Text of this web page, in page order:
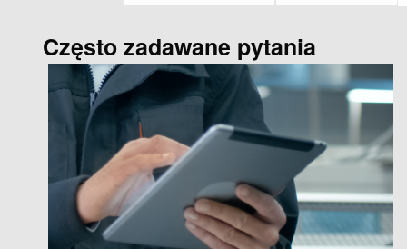
Często zadawane pytania